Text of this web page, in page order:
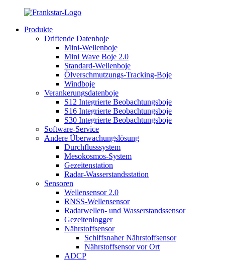
Produkte
Driftende Datenboje
Mini-Wellenboje
Mini Wave Boje 2.0
Standard-Wellenboje
Ölverschmutzungs-Tracking-Boje
Windboje
Verankerungsdatenboje
S12 Integrierte Beobachtungsboje
S16 Integrierte Beobachtungsboje
S30 Integrierte Beobachtungsboje
Software-Service
Andere Überwachungslösung
Durchflusssystem
Mesokosmos-System
Gezeitenstation
Radar-Wasserstandsstation
Sensoren
Wellensensor 2.0
RNSS-Wellensensor
Radarwellen- und Wasserstandssensor
Gezeitenlogger
Nährstoffsensor
Schiffsnaher Nährstoffsensor
Nährstoffsensor vor Ort
ADCP